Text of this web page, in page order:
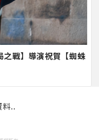
之戰】導演祝賀【蜘蛛
料..